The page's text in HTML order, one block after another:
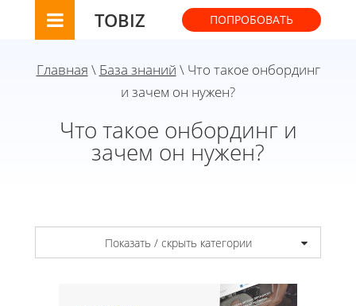
TOBIZ ПОПРОБОВАТЬ
Главная \ База знаний \ Что такое онбординг
и зачем он нужен?
Что такое онбординг и
зачем он нужен?
Показать / скрыть категории